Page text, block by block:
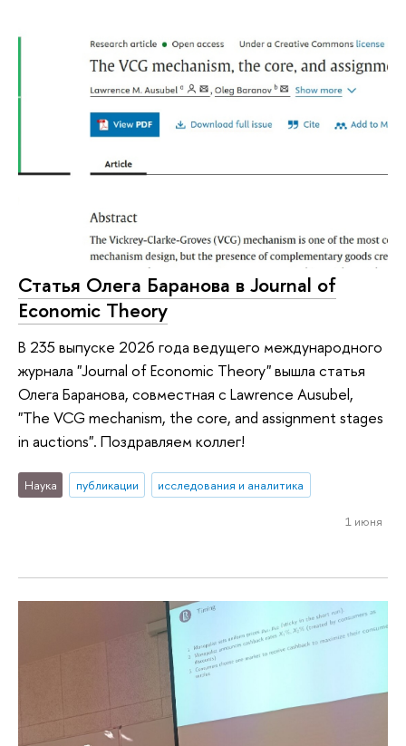
Статья Олега Баранова в Journal of
Economic Theory
В 235 выпуске 2026 года ведущего международного
журнала "Journal of Economic Theory" вышла статья
Олега Баранова, совместная с Lawrence Ausubel,
"The VCG mechanism, the core, and assignment stages
in auctions". Поздравляем коллег!
Наука публикации исследования и аналитика
1 июня